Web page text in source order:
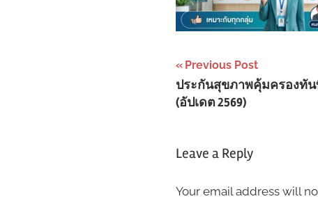
Post
navigation
Previous Post
ประกันสุขภาพคุ้มครองทัน
(อัปเดต 2569)
Leave a Reply
Your email address will